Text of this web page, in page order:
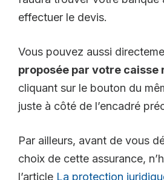
effectuer le devis.
Vous pouvez aussi
proposée par votre caisse
cliquant sur le bouton du
juste à côté de l’encadré
Par ailleurs, avant de vous
choix de cette assurance,
l’article La protection